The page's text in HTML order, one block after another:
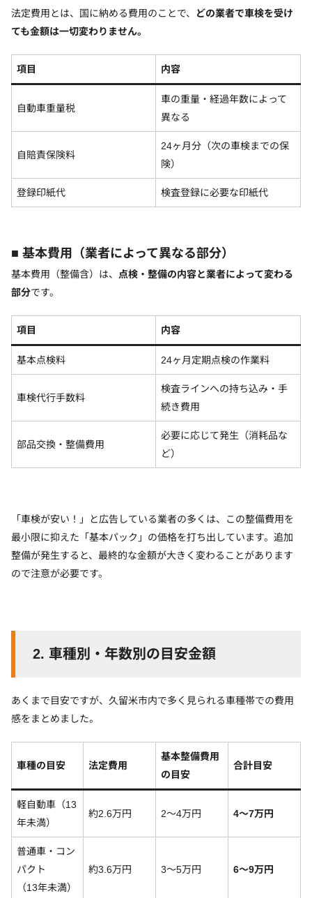
法定費用とは、国に納める費用のことで、
どの業者で車検を受け
ても金額は一切変わりません。
項目 内容
自動車重量税
車の重量・経過年数によって
異なる
自賠責保険料
24ヶ月分（次の車検までの保
険）
登録印紙代 検査登録に必要な印紙代
■ 基本費用（業者によって異なる部分）
基本費用（整備含）は、 点検・整備の内容と業者によって変わる
部分です。
項目 内容
基本点検料 24ヶ月定期点検の作業料
車検代行手数料
検査ラインへの持ち込み・手
続き費用
部品交換・整備費用
必要に応じて発生（消耗品な
ど）
「車検が安い！」と広告している業者の多くは、この整備費用を
最小限に抑えた「基本パック」の価格を打ち出しています。追加
整備が発生すると、最終的な金額が大きく変わることがあります
ので注意が必要です。
2. 車種別・年数別の目安金額
あくまで目安ですが、久留米市内で多く見られる車種帯での費用
感をまとめました。
車種の目安 法定費用
基本整備費用
の目安
合計目安
軽自動車（13
年未満）
約2.6万円 2〜4万円 4〜7万円
普通車・コン
パクト
（13年未満）
約3.6万円 3〜5万円 6〜9万円